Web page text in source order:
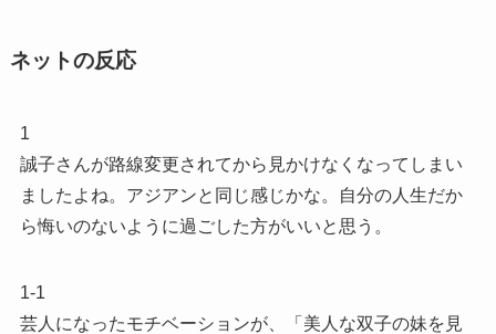
ネットの反応
1
誠子さんが路線変更されてから見かけなくなってしまい
ましたよね。アジアンと同じ感じかな。自分の人生だか
ら悔いのないように過ごした方がいいと思う。
1-1
芸人になったモチベーションが、「美人な双子の妹を見